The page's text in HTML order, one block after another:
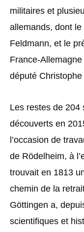
militaires et
allemands, dont
Feldmann, et le
France-
député Christophe
Les restes de 204
découverts en
l’occasion de
de Rödelheim, à
trouvait en 1813
chemin de la
Göttingen a,
scientifiques et